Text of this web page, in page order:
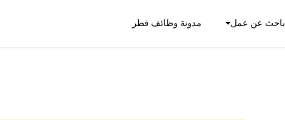
مدونة وظائف قطر باحث عن عمل